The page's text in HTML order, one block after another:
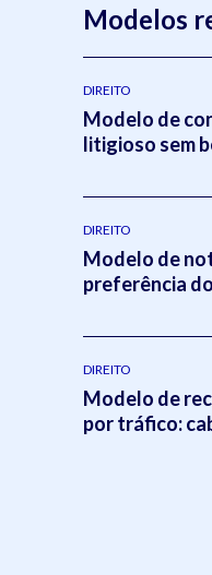
Modelos
DIREITO
Modelo de
litigioso sem
DIREITO
Modelo de
preferência
DIREITO
Modelo de
por tráfico: